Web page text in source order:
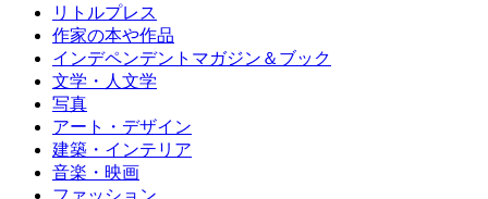
リトルプレス
作家の本や作品
インデペンデントマガジン＆ブック
文学・人文学
写真
アート・デザイン
建築・インテリア
音楽・映画
ファッション